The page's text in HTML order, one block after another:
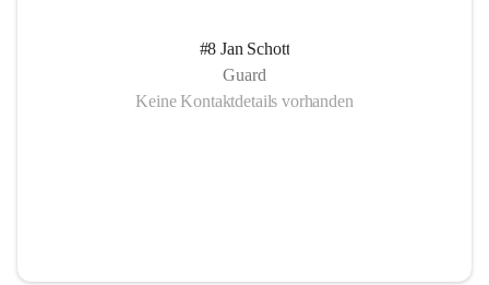
#8 Jan Schott
Guard
Keine Kontaktdetails vorhanden